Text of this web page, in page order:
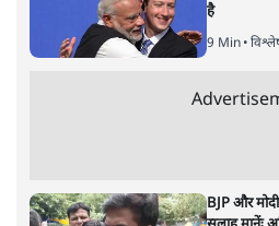
सबरीमला: